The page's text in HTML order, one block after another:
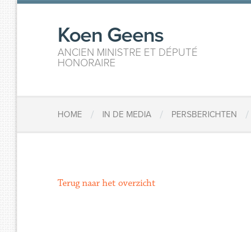
Koen Geens
ANCIEN MINISTRE ET DÉPUTÉ
HONORAIRE
HOME / IN DE MEDIA / PERSBERICHTEN /
Terug naar het overzicht